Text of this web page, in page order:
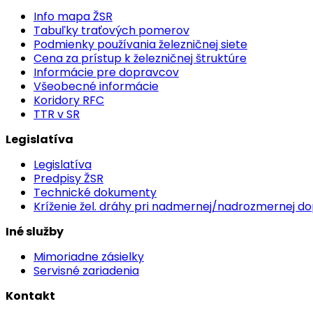
Info mapa ŽSR
Tabuľky traťových pomerov
Podmienky používania železničnej siete
Cena za prístup k železničnej štruktúre
Informácie pre dopravcov
Všeobecné informácie
Koridory RFC
TTR v SR
Legislatíva
Legislatíva
Predpisy ŽSR
Technické dokumenty
Kríženie žel. dráhy pri nadmernej/nadrozmernej
Iné služby
Mimoriadne zásielky
Servisné zariadenia
Kontakt